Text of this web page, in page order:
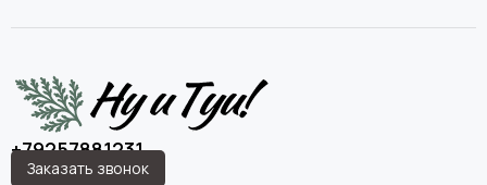
+79257881231
Заказать звонок